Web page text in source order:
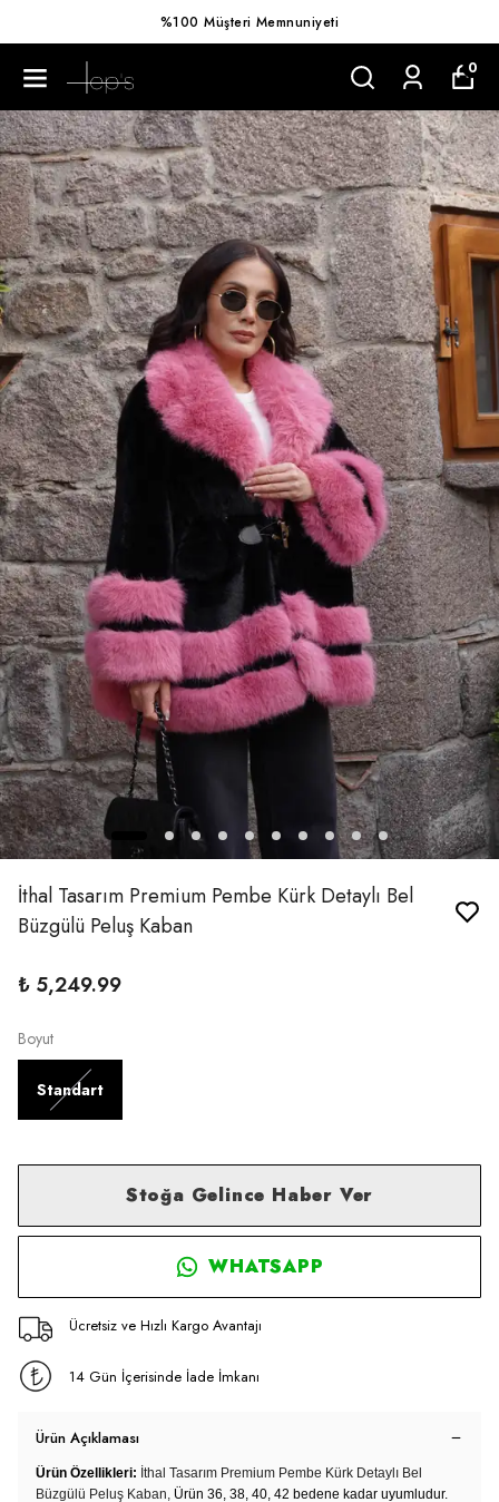
%100 Müşteri Memnuniyeti
0
İthal Tasarım Premium Pembe Kürk Detaylı Bel
Büzgülü Peluş Kaban
₺ 5,249.99
Boyut
Standart
Stoğa Gelince Haber Ver
WHATSAPP
Ücretsiz ve Hızlı Kargo Avantajı
14 Gün İçerisinde İade İmkanı
Ürün Açıklaması
Ürün Özellikleri: İthal Tasarım Premium Pembe Kürk Detaylı Bel
Büzgülü Peluş Kaban, Ürün 36, 38, 40, 42 bedene kadar uyumludur.